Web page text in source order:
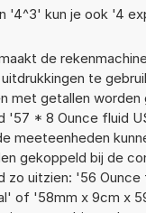
'4^3' kun je ook '4
de
te
met getallen worden
'57 * 8 Ounce fluid
meeteenheden
gekoppeld bij de
zo uitzien: '56 Ounce
of '58mm x 9cm x